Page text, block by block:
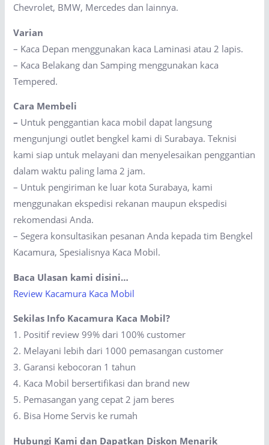
Chevrolet, BMW, Mercedes dan lainnya.
Varian
– Kaca Depan menggunakan kaca Laminasi atau 2 lapis.
– Kaca Belakang dan Samping menggunakan kaca
Tempered.
Cara Membeli
– Untuk penggantian kaca mobil dapat langsung
mengunjungi outlet bengkel kami di Surabaya. Teknisi
kami siap untuk melayani dan menyelesaikan penggantian
dalam waktu paling lama 2 jam.
– Untuk pengiriman ke luar kota Surabaya, kami
menggunakan ekspedisi rekanan maupun ekspedisi
rekomendasi Anda.
– Segera konsultasikan pesanan Anda kepada tim Bengkel
Kacamura, Spesialisnya Kaca Mobil.
Baca Ulasan kami disini…
Review Kacamura Kaca Mobil
Sekilas Info Kacamura Kaca Mobil?
1. Positif review 99% dari 100% customer
2. Melayani lebih dari 1000 pemasangan customer
3. Garansi kebocoran 1 tahun
4. Kaca Mobil bersertifikasi dan brand new
5. Pemasangan yang cepat 2 jam beres
6. Bisa Home Servis ke rumah
Hubungi Kami dan Dapatkan Diskon Menarik